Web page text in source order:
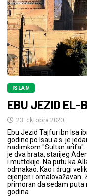
ISLAM
EBU JEZID
23. oktobra 2020.
Ebu Jezid Tajfur ibn Isa
godine po Isau a.s. je
nadimkom "Sultan arifa".
je dva brata, starijeg
i muttekije. Na putu ka
odmakao. Kao i drugi
cijenjen i omalovažavan.
primoran da sedam puta
godina